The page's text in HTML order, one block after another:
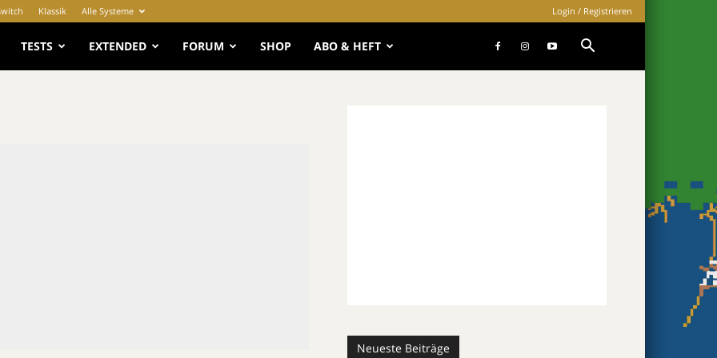
Klassik Alle Systeme Login / Registrieren
TESTS EXTENDED FORUM SHOP ABO & HEFT
Neueste Beiträge